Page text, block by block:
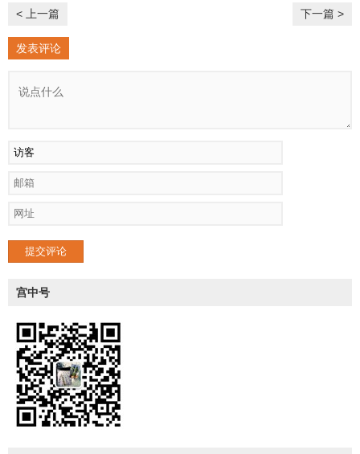
< 上一篇 下一篇 >
发表评论
提交评论
宫中号